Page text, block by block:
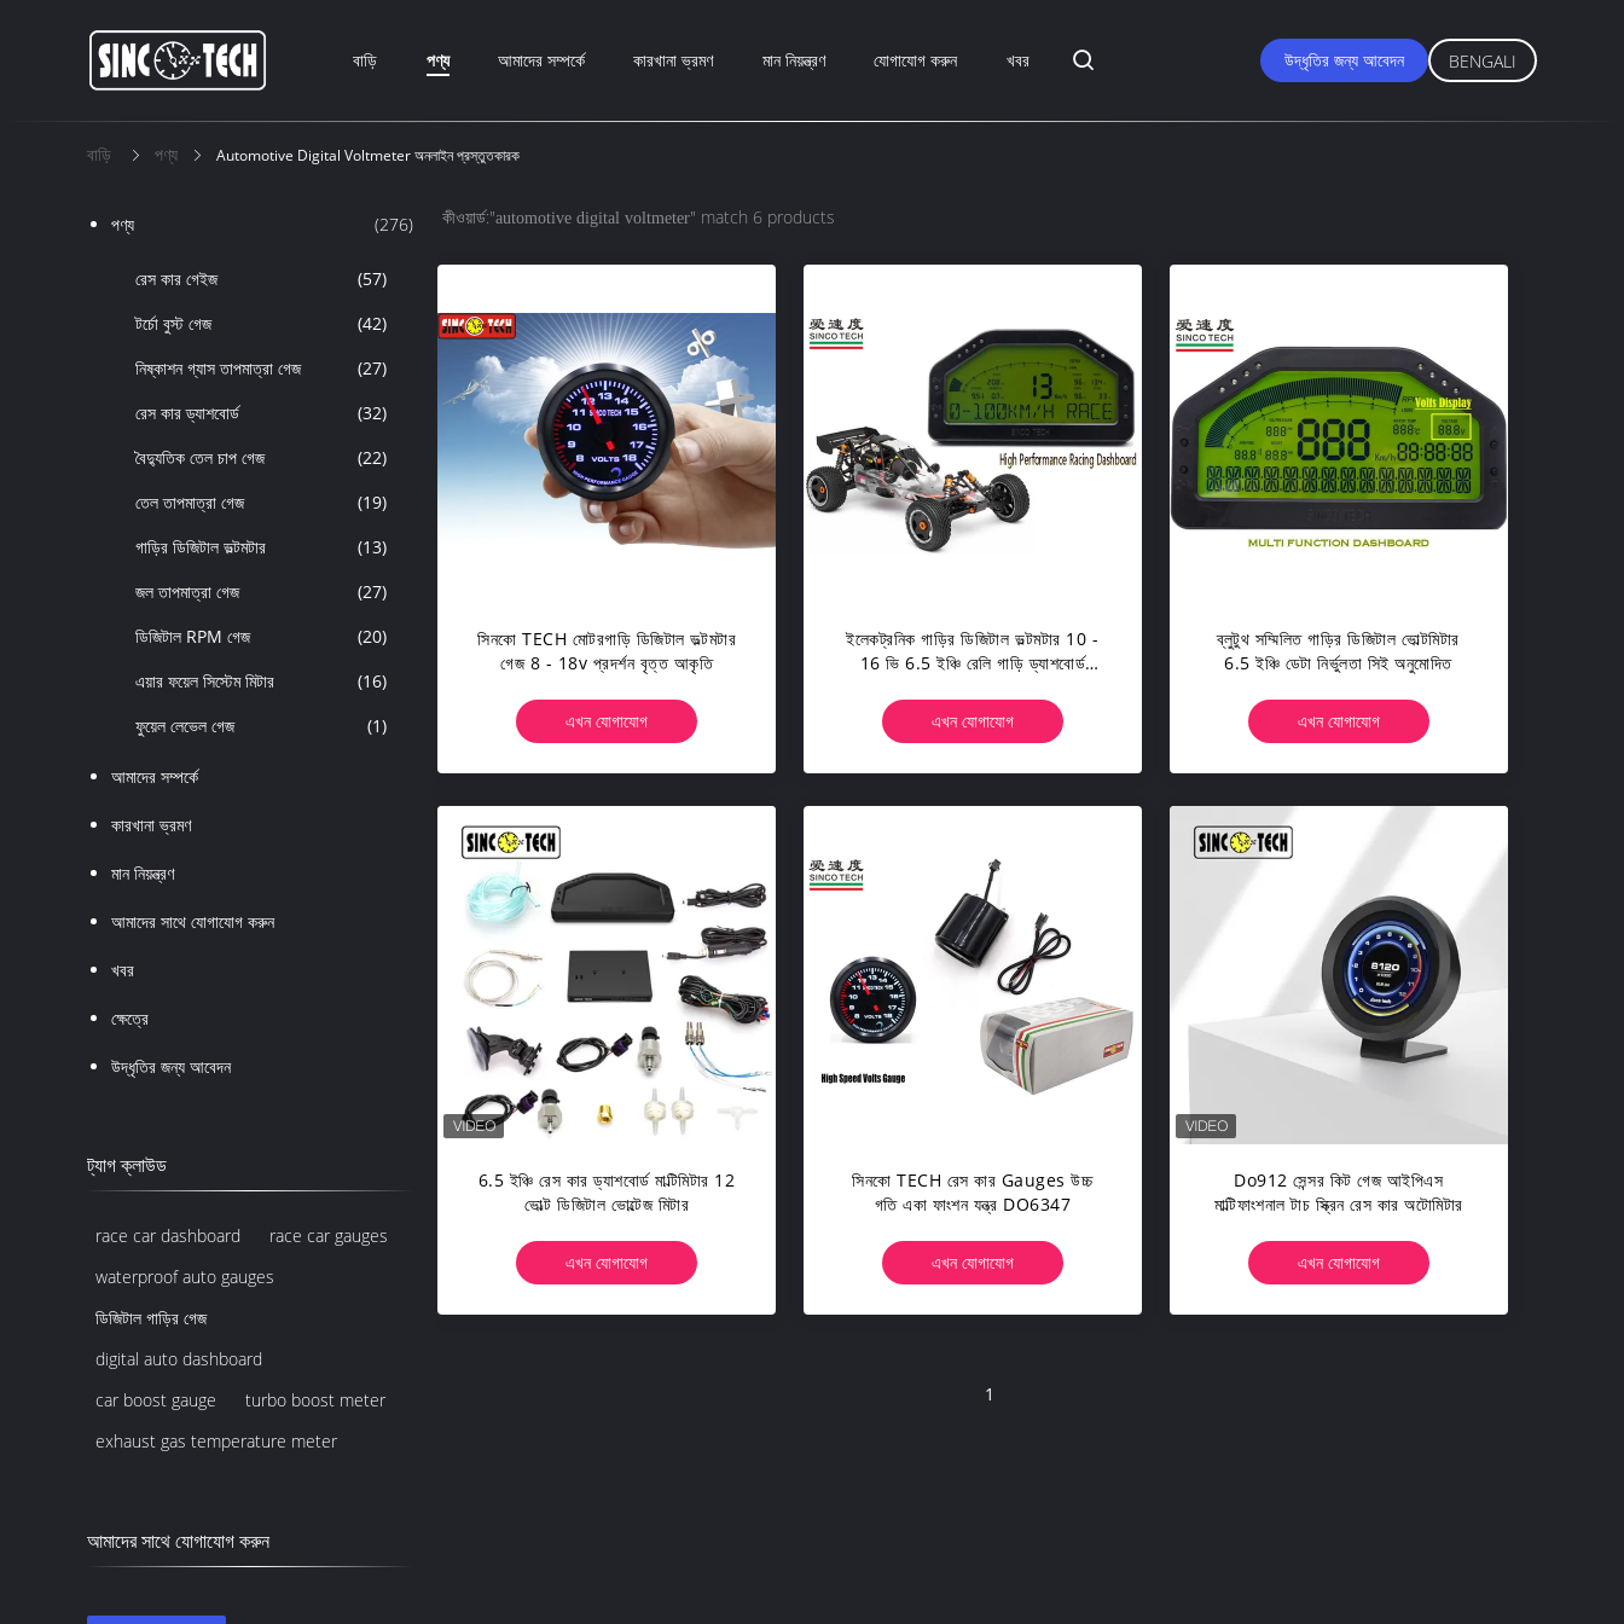
বাড়ি পণ্য আমাদের সম্পর্কে কারখানা ভ্রমণ মান নিয়ন্ত্রণ যোগাযোগ করুন খবর উদ্ধৃতির জন্য আবেদন BENGALI
বাড়ি পণ্য Automotive Digital Voltmeter অনলাইন প্রস্তুতকারক
পণ্য (276)
রেস কার গেইজ
(57)
টর্চো বুস্ট গেজ
(42)
নিষ্কাশন গ্যাস তাপমাত্রা গেজ
(27)
রেস কার ড্যাশবোর্ড
(32)
বৈদ্যুতিক তেল চাপ গেজ
(22)
তেল তাপমাত্রা গেজ
(19)
গাড়ির ডিজিটাল ভল্টমটার
(13)
জল তাপমাত্রা গেজ
(27)
ডিজিটাল RPM গেজ
(20)
এয়ার ফয়েল সিস্টেম মিটার
(16)
ফুয়েল লেভেল গেজ
(1)
আমাদের সম্পর্কে
কারখানা ভ্রমণ
মান নিয়ন্ত্রণ
আমাদের সাথে যোগাযোগ করুন
খবর
ক্ষেত্রে
উদ্ধৃতির জন্য আবেদন
ট্যাগ ক্লাউড
race car dashboard
race car gauges
waterproof auto gauges
ডিজিটাল গাড়ির গেজ
digital auto dashboard
car boost gauge
turbo boost meter
exhaust gas temperature meter
আমাদের সাথে যোগাযোগ করুন
কীওয়ার্ড:"automotive digital voltmeter" match 6 products
সিনকো TECH মোটরগাড়ি ডিজিটাল ভল্টমটার
গেজ 8 - 18v প্রদর্শন বৃত্ত আকৃতি
এখন যোগাযোগ
ইলেকট্রনিক গাড়ির ডিজিটাল ভল্টমটার 10 -
16 ভি 6.5 ইঞ্চি রেলি গাড়ি ড্যাশবোর্ড
এখন যোগাযোগ
ব্লুটুথ সম্মিলিত গাড়ির ডিজিটাল ভোল্টমিটার
6.5 ইঞ্চি ডেটা নির্ভুলতা সিই অনুমোদিত
এখন যোগাযোগ
6.5 ইঞ্চি রেস কার ড্যাশবোর্ড মাল্টিমিটার 12
ভোল্ট ডিজিটাল ভোল্টেজ মিটার
এখন যোগাযোগ
সিনকো TECH রেস কার Gauges উচ্চ
গতি একা ফাংশন যন্ত্র DO6347
এখন যোগাযোগ
Do912 সেন্সর কিট গেজ আইপিএস
মাল্টিফাংশনাল টাচ স্ক্রিন রেস কার অটোমিটার
এখন যোগাযোগ
1